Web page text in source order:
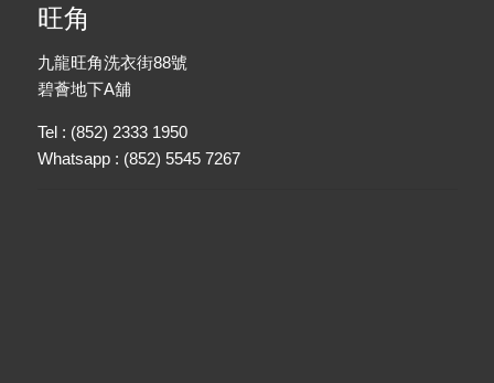
旺角
九龍旺角洗衣街88號
碧薈地下A舖
Tel : (852) 2333 1950
Whatsapp : (852) 5545 7267